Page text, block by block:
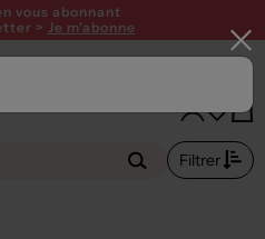
offerts dès 120€ avec le code
Filtrer